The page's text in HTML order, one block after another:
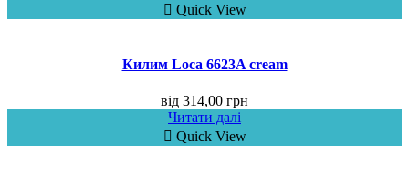
Quick View
Килим Loca 6623A cream
від 314,00 грн
Читати далі
Quick View